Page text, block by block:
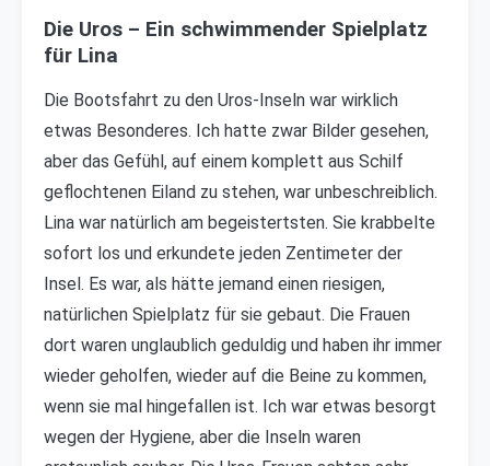
Die Uros – Ein schwimmender Spielplatz
für Lina
Die Bootsfahrt zu den Uros-Inseln war wirklich
etwas Besonderes. Ich hatte zwar Bilder gesehen,
aber das Gefühl, auf einem komplett aus Schilf
geflochtenen Eiland zu stehen, war unbeschreiblich.
Lina war natürlich am begeistertsten. Sie krabbelte
sofort los und erkundete jeden Zentimeter der
Insel. Es war, als hätte jemand einen riesigen,
natürlichen Spielplatz für sie gebaut. Die Frauen
dort waren unglaublich geduldig und haben ihr immer
wieder geholfen, wieder auf die Beine zu kommen,
wenn sie mal hingefallen ist. Ich war etwas besorgt
wegen der Hygiene, aber die Inseln waren